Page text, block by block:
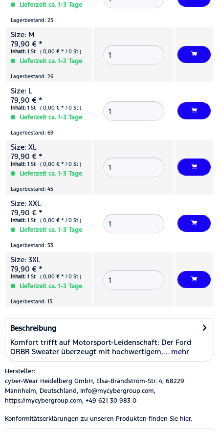
Lieferzeit ca. 1-3 Tage
Lagerbestand: 25
Size: M
79,90 € *
Inhalt: 1 St ( 0,00 € * / 0 St )
Lieferzeit ca. 1-3 Tage
Lagerbestand: 26
Size: L
79,90 € *
Inhalt: 1 St ( 0,00 € * / 0 St )
Lieferzeit ca. 1-3 Tage
Lagerbestand: 69
Size: XL
79,90 € *
Inhalt: 1 St ( 0,00 € * / 0 St )
Lieferzeit ca. 1-3 Tage
Lagerbestand: 45
Size: XXL
79,90 € *
Inhalt: 1 St ( 0,00 € * / 0 St )
Lieferzeit ca. 1-3 Tage
Lagerbestand: 53
Size: 3XL
79,90 € *
Inhalt: 1 St ( 0,00 € * / 0 St )
Lieferzeit ca. 1-3 Tage
Lagerbestand: 13
Beschreibung
Komfort trifft auf Motorsport-Leidenschaft: Der Ford
ORBR Sweater überzeugt mit hochwertigem,... mehr
Hersteller:
cyber-Wear Heidelberg GmbH, Elsa-Brändström-Str. 4, 68229
Mannheim, Deutschland, Info@mycybergroup.com,
https://mycybergroup.com, +49 621 30 983 0
Konformitätserklärungen zu unseren Produkten finden Sie hier.